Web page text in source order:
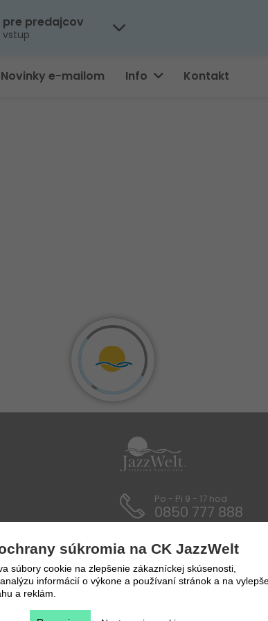
pre predajcov
vstup
Novinky e-mailom Info Kontakt
podmienky
Po - Pi 9 - 17 hod
0850 777 888
súkromia na CK JazzWelt
súbory cookie na zlepšenie zákazníckej skúsenosti,
informácií o výkone a používaní stránok a na
a reklám.